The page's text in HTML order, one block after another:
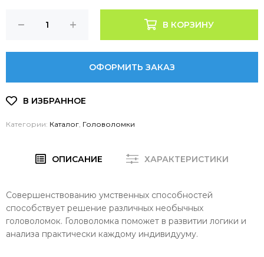
В КОРЗИНУ
ОФОРМИТЬ ЗАКАЗ
Категории: Каталог Головоломки
ОПИСАНИЕ ХАРАКТЕРИСТИКИ
Совершенствованию умственных способностей
способствует решение различных необычных
головоломок. Головоломка поможет в развитии логики и
анализа практически каждому индивидууму.